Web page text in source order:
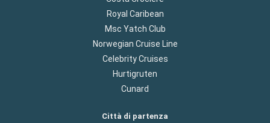
Royal Caribean
Msc Yatch Club
Norwegian Cruise Line
Celebrity Cruises
Hurtigruten
Cunard
Città di partenza